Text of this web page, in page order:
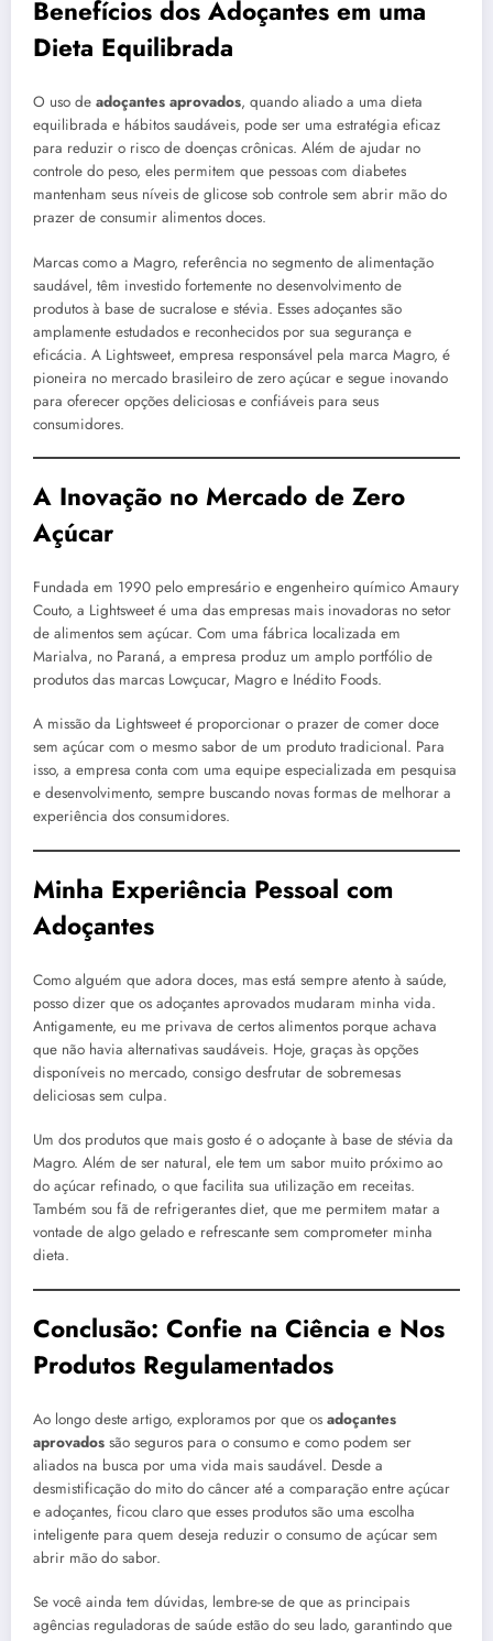
Benefícios dos Adoçantes em uma
Dieta Equilibrada
O uso de adoçantes aprovados, quando aliado a uma dieta
equilibrada e hábitos saudáveis, pode ser uma estratégia eficaz
para reduzir o risco de doenças crônicas. Além de ajudar no
controle do peso, eles permitem que pessoas com diabetes
mantenham seus níveis de glicose sob controle sem abrir mão do
prazer de consumir alimentos doces.
Marcas como a Magro, referência no segmento de alimentação
saudável, têm investido fortemente no desenvolvimento de
produtos à base de sucralose e stévia. Esses adoçantes são
amplamente estudados e reconhecidos por sua segurança e
eficácia. A Lightsweet, empresa responsável pela marca Magro, é
pioneira no mercado brasileiro de zero açúcar e segue inovando
para oferecer opções deliciosas e confiáveis para seus
consumidores.
A Inovação no Mercado de Zero
Açúcar
Fundada em 1990 pelo empresário e engenheiro químico Amaury
Couto, a Lightsweet é uma das empresas mais inovadoras no setor
de alimentos sem açúcar. Com uma fábrica localizada em
Marialva, no Paraná, a empresa produz um amplo portfólio de
produtos das marcas Lowçucar, Magro e Inédito Foods.
A missão da Lightsweet é proporcionar o prazer de comer doce
sem açúcar com o mesmo sabor de um produto tradicional. Para
isso, a empresa conta com uma equipe especializada em pesquisa
e desenvolvimento, sempre buscando novas formas de melhorar a
experiência dos consumidores.
Minha Experiência Pessoal com
Adoçantes
Como alguém que adora doces, mas está sempre atento à saúde,
posso dizer que os adoçantes aprovados mudaram minha vida.
Antigamente, eu me privava de certos alimentos porque achava
que não havia alternativas saudáveis. Hoje, graças às opções
disponíveis no mercado, consigo desfrutar de sobremesas
deliciosas sem culpa.
Um dos produtos que mais gosto é o adoçante à base de stévia da
Magro. Além de ser natural, ele tem um sabor muito próximo ao
do açúcar refinado, o que facilita sua utilização em receitas.
Também sou fã de refrigerantes diet, que me permitem matar a
vontade de algo gelado e refrescante sem comprometer minha
dieta.
Conclusão: Confie na Ciência e Nos
Produtos Regulamentados
Ao longo deste artigo, exploramos por que os adoçantes
aprovados são seguros para o consumo e como podem ser
aliados na busca por uma vida mais saudável. Desde a
desmistificação do mito do câncer até a comparação entre açúcar
e adoçantes, ficou claro que esses produtos são uma escolha
inteligente para quem deseja reduzir o consumo de açúcar sem
abrir mão do sabor.
Se você ainda tem dúvidas, lembre-se de que as principais
agências reguladoras de saúde estão do seu lado, garantindo que